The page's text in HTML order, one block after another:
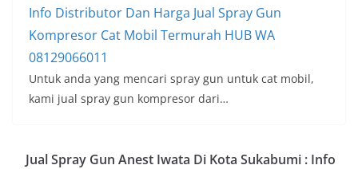
Info Distributor Dan Harga Jual Spray Gun
Kompresor Cat Mobil Termurah HUB WA
08129066011
Untuk anda yang mencari spray gun untuk cat mobil,
kami jual spray gun kompresor dari…
Jual Spray Gun Anest Iwata Di Kota Sukabumi : Info